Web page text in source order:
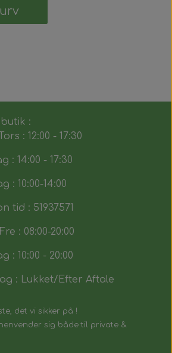
:
: 12:00 - 17:30
: 14:00 - 17:30
: 10:00-14:00
tid : 51937571
: 08:00-20:00
: 10:00 - 20:00
: Lukket/Efter Aftale
det vi sikker på !
sig både til private &